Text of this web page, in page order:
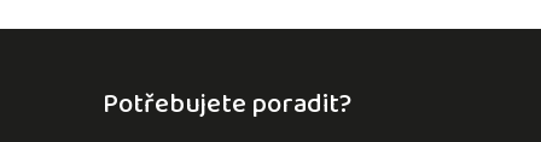
Potřebujete poradit?